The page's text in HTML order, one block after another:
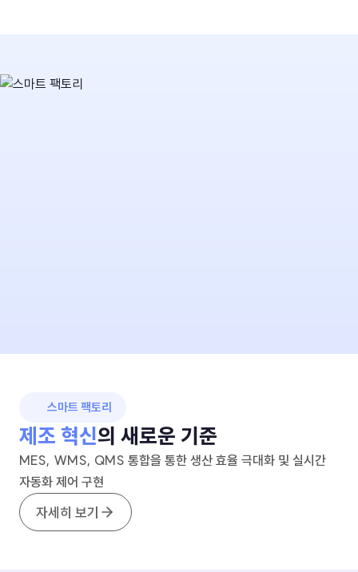
스마트 팩토리
제조 혁신의 새로운 기준
MES, WMS, QMS 통합을 통한 생산 효율 극대화 및 실시간
자동화 제어 구현
자세히 보기